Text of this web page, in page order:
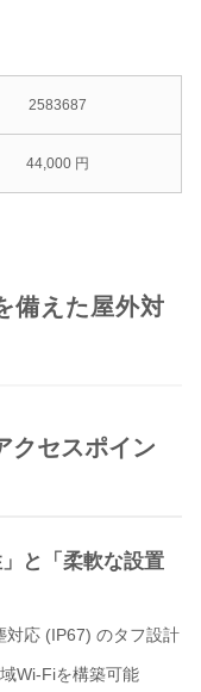
2583687
44,000 円
備えた屋外対
クセスポイン
と「柔軟な設置
対応 (IP67) のタフ設計
Wi-Fiを構築可能